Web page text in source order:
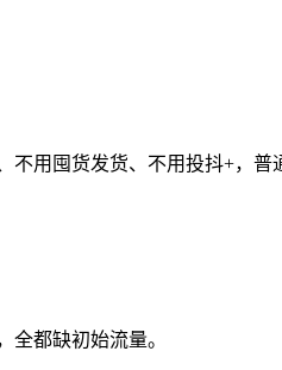
用囤货发货、不用投抖+，普
都缺初始流量。